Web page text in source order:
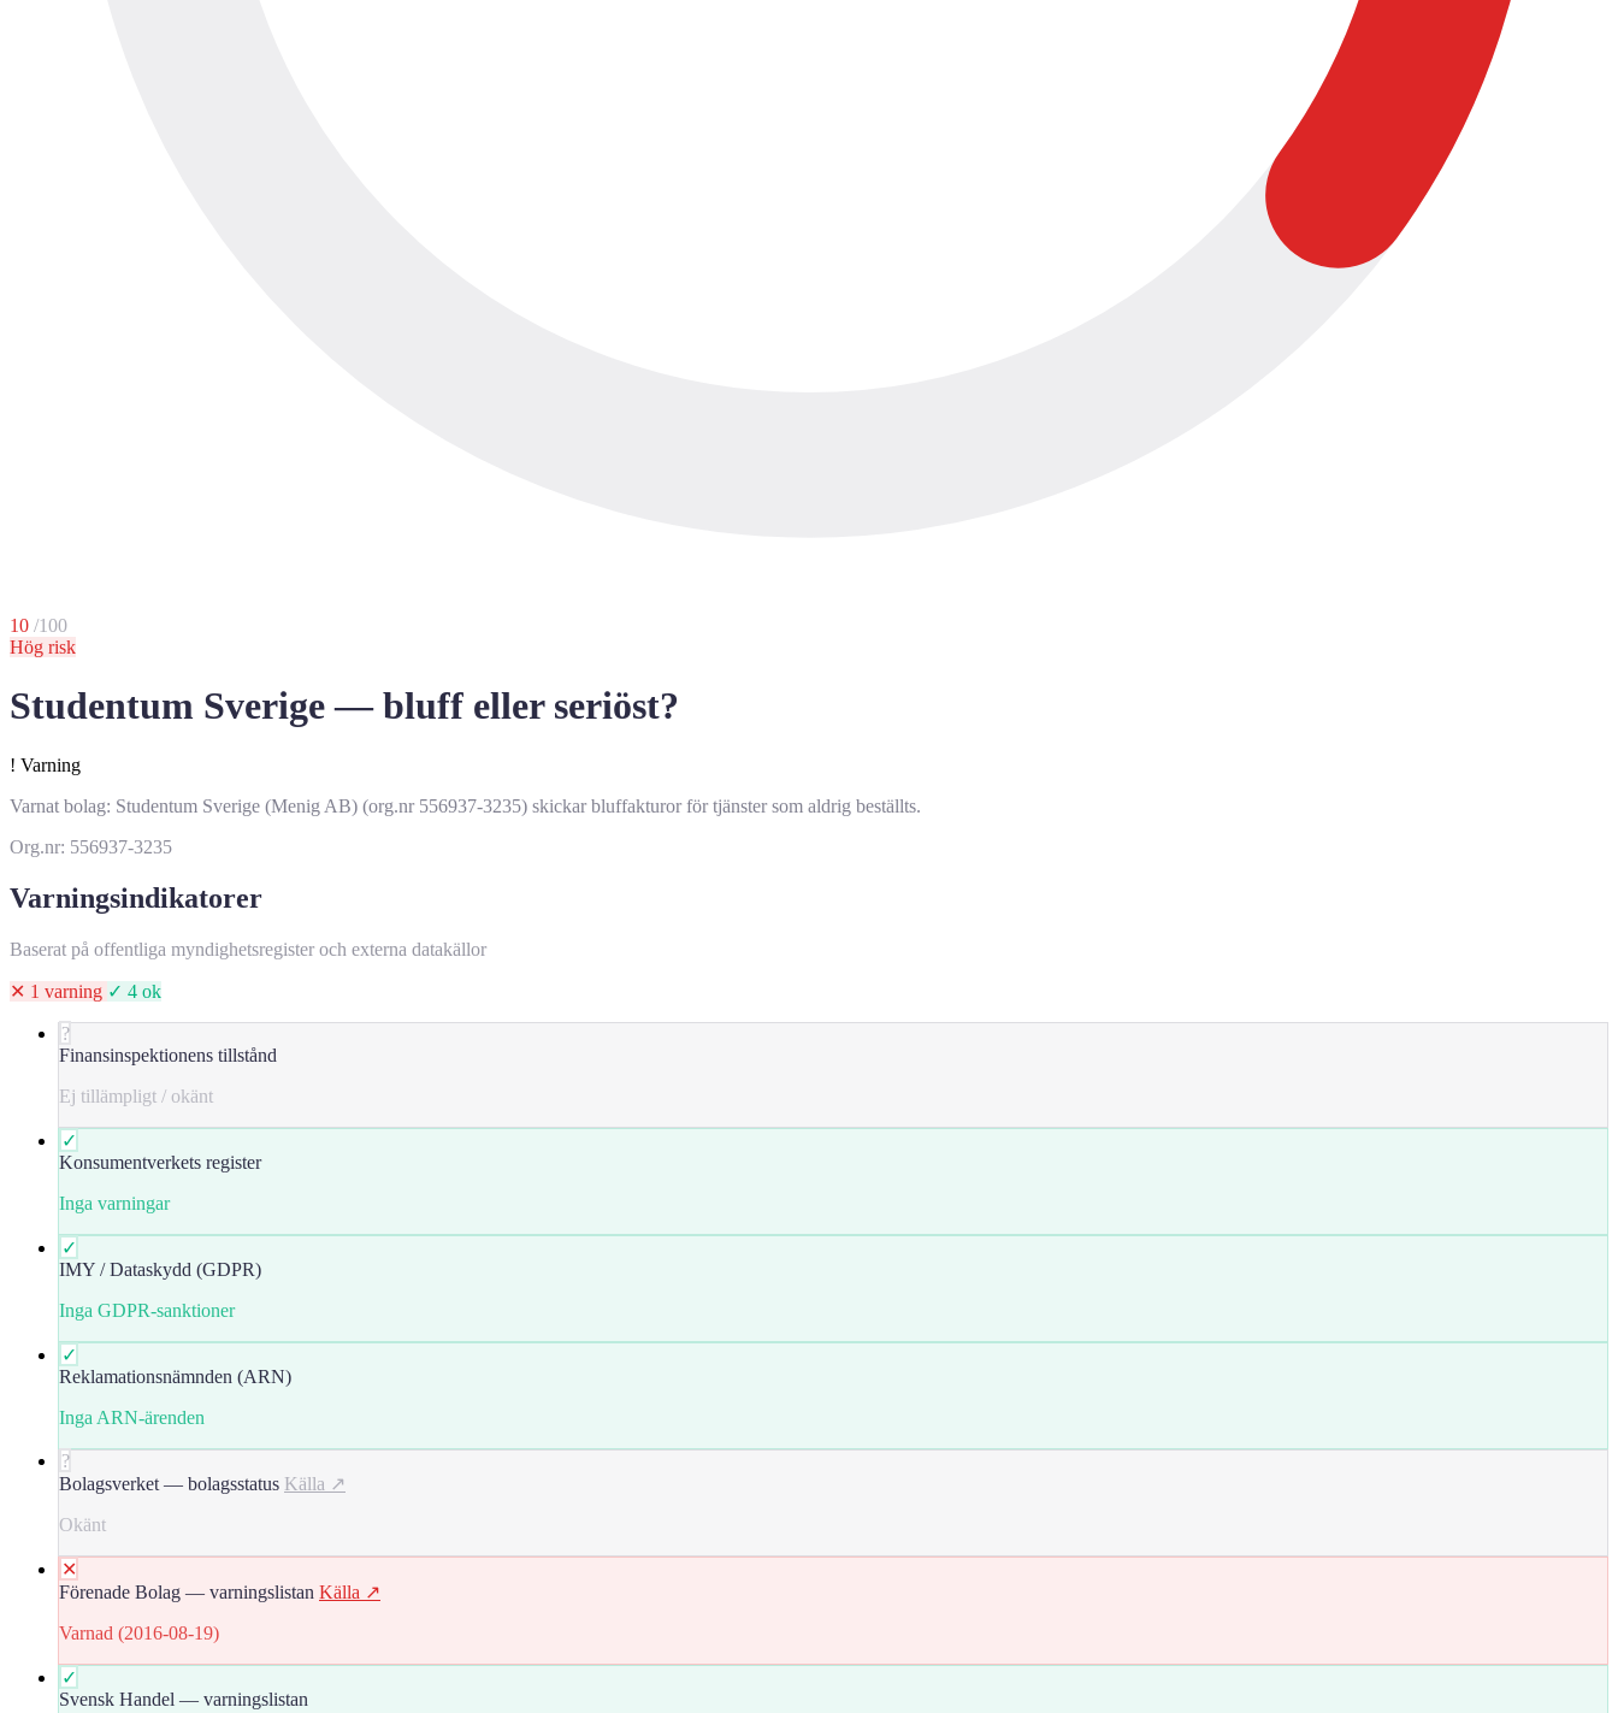
10 /100
Hög risk
Studentum Sverige — bluff eller seriöst?
! Varning
Varnat bolag: Studentum Sverige (Menig AB) (org.nr 556937-3235) skickar bluffakturor för tjänster som aldrig beställts.
Org.nr: 556937-3235
Varningsindikatorer
Baserat på offentliga myndighetsregister och externa datakällor
✕ 1 varning ✓ 4 ok
?
Finansinspektionens tillstånd
Ej tillämpligt / okänt
✓
Konsumentverkets register
Inga varningar
✓
IMY / Dataskydd (GDPR)
Inga GDPR-sanktioner
✓
Reklamationsnämnden (ARN)
Inga ARN-ärenden
?
Bolagsverket — bolagsstatus Källa ↗
Okänt
✕
Förenade Bolag — varningslistan Källa ↗
Varnad (2016-08-19)
✓
Svensk Handel — varningslistan